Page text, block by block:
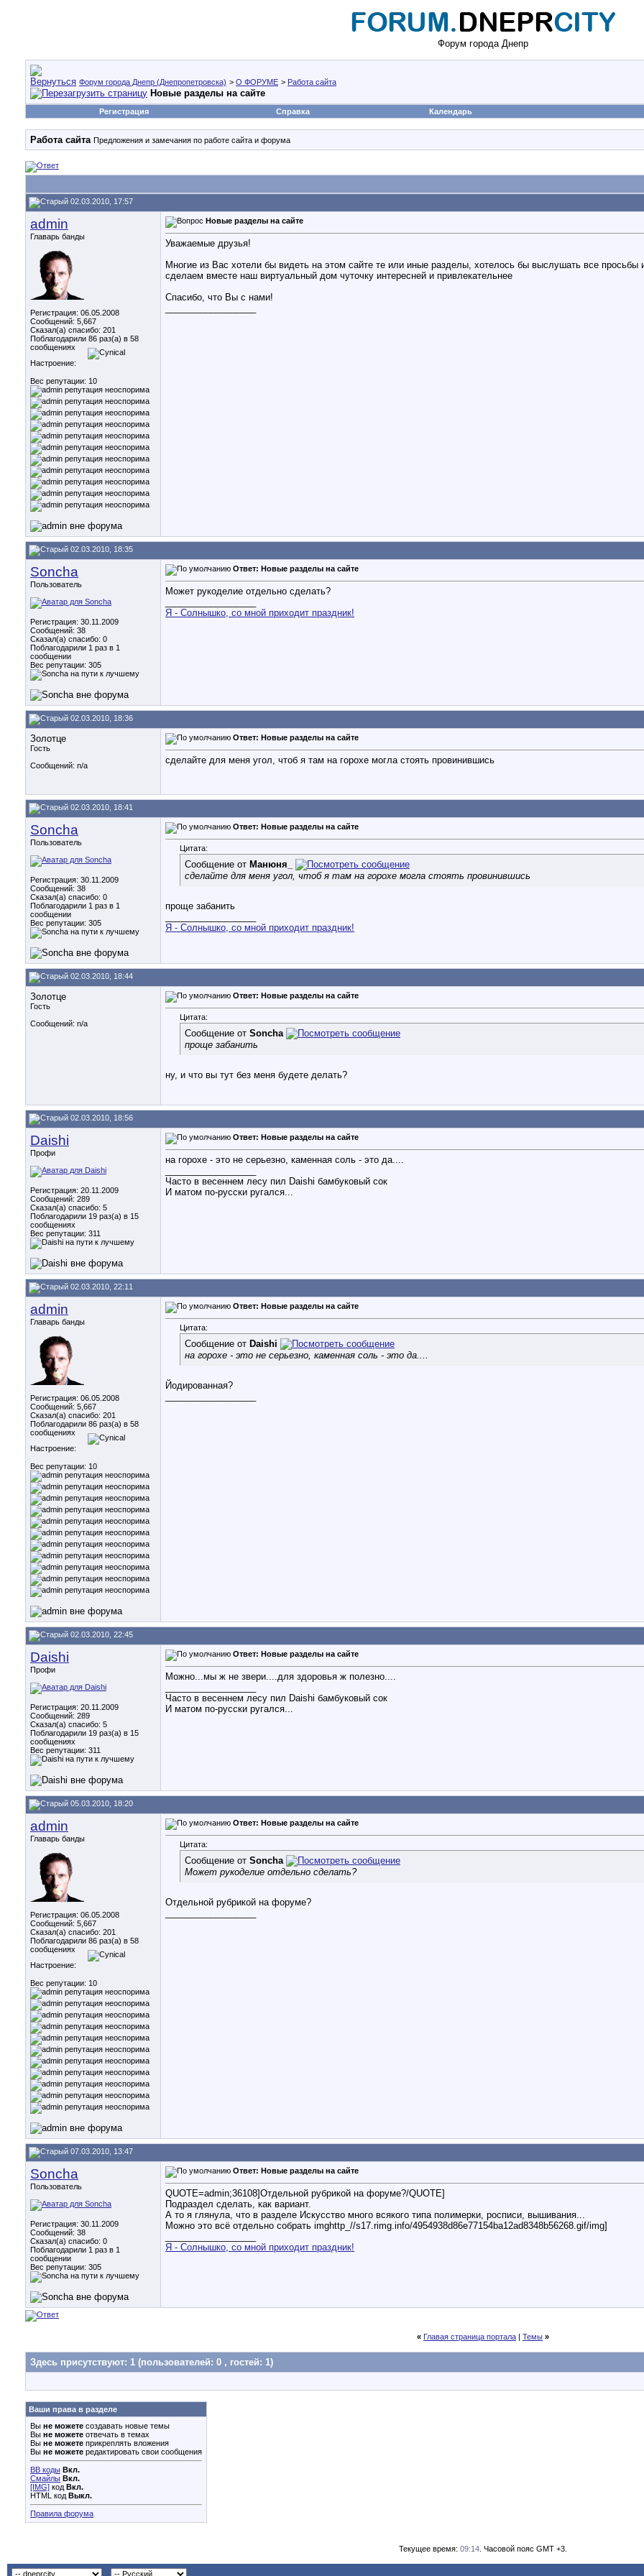
Форум города Днепр
Форум города Днепр (Днепропетровска) > О ФОРУМЕ > Работа сайта
Новые разделы на сайте
Регистрация Справка Календарь
Работа сайта Предложения и замечания по работе сайта и форума
02.03.2010, 17:57
admin
Главарь банды
Регистрация: 06.05.2008
Сообщений: 5,667
Сказал(а) спасибо: 201
Поблагодарили 86 раз(а) в 58
сообщениях
Настроение:
Вес репутации: 10
Новые разделы на сайте
Уважаемые друзья!
Многие из Вас хотели бы видеть на этом сайте те или иные разделы, хотелось бы выслушать все
сделаем вместе наш виртуальный дом чуточку интересней и привлекательнее
Спасибо, что Вы с нами!
02.03.2010, 18:35
Soncha
Пользователь
Регистрация: 30.11.2009
Сообщений: 38
Сказал(а) спасибо: 0
Поблагодарили 1 раз в 1
сообщении
Вес репутации: 305
Ответ: Новые разделы на сайте
Может рукоделие отдельно сделать?
Я - Солнышко, со мной приходит праздник!
02.03.2010, 18:36
Золотце
Гость
Сообщений: n/a
Ответ: Новые разделы на сайте
сделайте для меня угол, чтоб я там на горохе могла стоять провинившись
02.03.2010, 18:41
Soncha
Пользователь
Регистрация: 30.11.2009
Сообщений: 38
Сказал(а) спасибо: 0
Поблагодарили 1 раз в 1
сообщении
Вес репутации: 305
Ответ: Новые разделы на сайте
Цитата:
Сообщение от Манюня_
сделайте для меня угол, чтоб я там на горохе могла стоять провинившись
проще забанить
Я - Солнышко, со мной приходит праздник!
02.03.2010, 18:44
Золотце
Гость
Сообщений: n/a
Ответ: Новые разделы на сайте
Цитата:
Сообщение от Soncha
проще забанить
ну, и что вы тут без меня будете делать?
02.03.2010, 18:56
Daishi
Профи
Регистрация: 20.11.2009
Сообщений: 289
Сказал(а) спасибо: 5
Поблагодарили 19 раз(а) в 15
сообщениях
Вес репутации: 311
Ответ: Новые разделы на сайте
на горохе - это не серьезно, каменная соль - это да....
Часто в весеннем лесу пил Daishi бамбуковый сок
И матом по-русски ругался...
02.03.2010, 22:11
admin
Главарь банды
Регистрация: 06.05.2008
Сообщений: 5,667
Сказал(а) спасибо: 201
Поблагодарили 86 раз(а) в 58
сообщениях
Настроение:
Вес репутации: 10
Ответ: Новые разделы на сайте
Цитата:
Сообщение от Daishi
на горохе - это не серьезно, каменная соль - это да....
Йодированная?
02.03.2010, 22:45
Daishi
Профи
Регистрация: 20.11.2009
Сообщений: 289
Сказал(а) спасибо: 5
Поблагодарили 19 раз(а) в 15
сообщениях
Вес репутации: 311
Ответ: Новые разделы на сайте
Можно...мы ж не звери....для здоровья ж полезно....
Часто в весеннем лесу пил Daishi бамбуковый сок
И матом по-русски ругался...
05.03.2010, 18:20
admin
Главарь банды
Регистрация: 06.05.2008
Сообщений: 5,667
Сказал(а) спасибо: 201
Поблагодарили 86 раз(а) в 58
сообщениях
Настроение:
Вес репутации: 10
Ответ: Новые разделы на сайте
Цитата:
Сообщение от Soncha
Может рукоделие отдельно сделать?
Отдельной рубрикой на форуме?
07.03.2010, 13:47
Soncha
Пользователь
Регистрация: 30.11.2009
Сообщений: 38
Сказал(а) спасибо: 0
Поблагодарили 1 раз в 1
сообщении
Вес репутации: 305
Ответ: Новые разделы на сайте
QUOTE=admin;36108]Отдельной рубрикой на форуме?/QUOTE]
Подраздел сделать, как вариант.
А то я глянула, что в разделе Искусство много всякого типа полимерки, росписи, вышивания...
Можно это всё отдельно собрать imghttp_//s17.rimg.info/4954938d86e77154ba12ad8348b56268.gif/img]
Я - Солнышко, со мной приходит праздник!
« Главая страница портала | Темы »
Здесь присутствуют: 1 (пользователей: 0 , гостей: 1)
Ваши права в разделе
Вы не можете создавать новые темы
Вы не можете отвечать в темах
Вы не можете прикреплять вложения
Вы не можете редактировать свои сообщения
BB коды Вкл.
Смайлы Вкл.
[IMG] код Вкл.
HTML код Выкл.
Правила форума
Текущее время: 09:14 . Часовой пояс GMT +3.